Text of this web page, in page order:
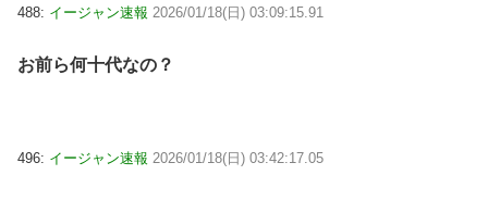
488: イージャン速報 2026/01/18(日) 03:09:15.91
お前ら何十代なの？
496: イージャン速報 2026/01/18(日) 03:42:17.05